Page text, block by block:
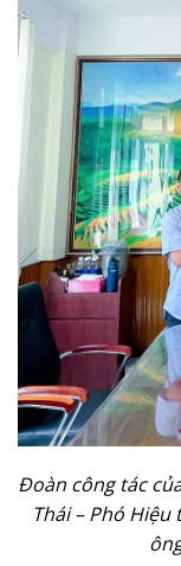
Đoàn công tác
Thái – Phó